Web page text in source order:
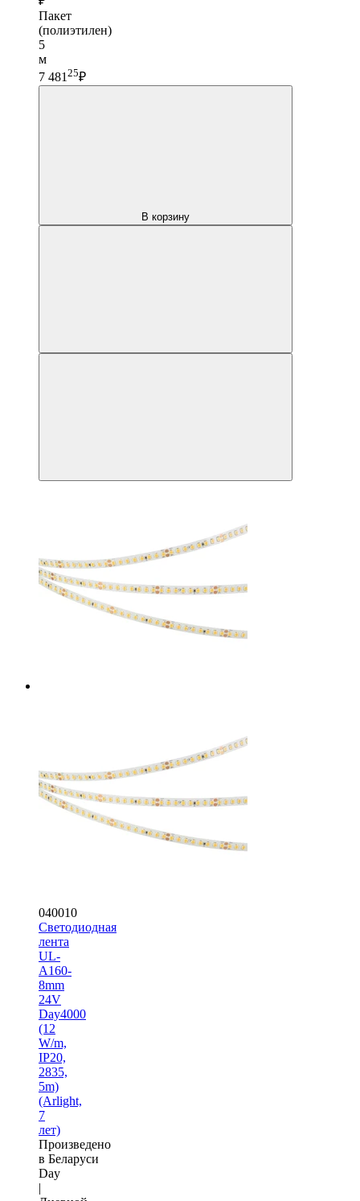
Пакет
(полиэтилен)
5
м
7 481 25₽
В корзину
040010
Светодиодная
лента
UL-
A160-
8mm
24V
Day4000
(12
W/m,
IP20,
2835,
5m)
(Arlight,
7
лет)
Произведено
в Беларуси
Day
|